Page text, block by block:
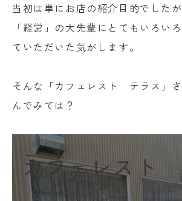
当初は単にお店の紹介目的でしたが
「経営」の大先輩にとてもいろい
ていただいた気がします。
そんな「カフェレスト テラス」
んでみては？
カフェレスト